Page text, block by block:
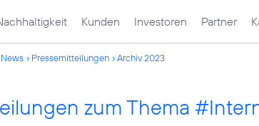
Kunden Investoren Partner
Pressemitteilungen Archiv 2023
zum Thema